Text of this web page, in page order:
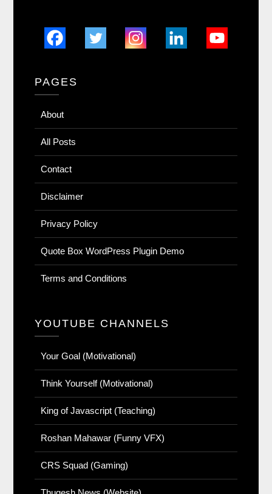
PAGES
About
All Posts
Contact
Disclaimer
Privacy Policy
Quote Box WordPress Plugin Demo
Terms and Conditions
YOUTUBE CHANNELS
Your Goal (Motivational)
Think Yourself (Motivational)
King of Javascript (Teaching)
Roshan Mahawar (Funny VFX)
CRS Squad (Gaming)